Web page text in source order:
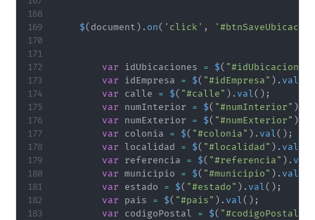
$( document ) . on( 'click' ,
var idUbicaciones = $(
var idEmpresa = $( "#idEmpresa" ) . val
var calle = $( "#calle" ) . val( ) ;
var numInterior = $( "#numInterior" )
var numExterior = $( "#numExterior" )
var colonia = $( "#colonia" ) . val( ) ;
var localidad = $( "#localidad" ) . val
var referencia = $( "#referencia" ) . val
var municipio = $( "#municipio" ) . val
var estado = $( "#estado" ) . val( ) ;
var pais = $( "#pais" ) . val( ) ;
var codigoPostal = $( "#codigoPostal"